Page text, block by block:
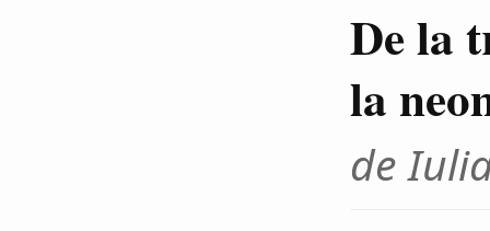
De la
la
de